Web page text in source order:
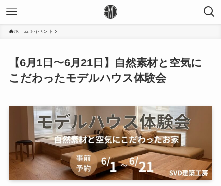
ホーム イベント
【6月1日〜6月21日】自然素材と空気に
こだわったモデルハウス体験会